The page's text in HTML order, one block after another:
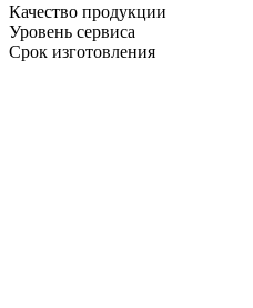
Качество продукции
Уровень сервиса
Срок изготовления